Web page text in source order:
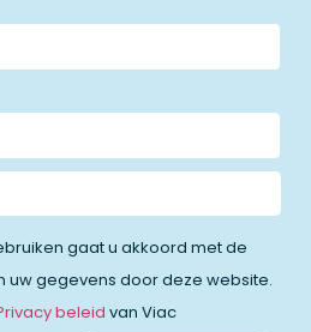
gaat u akkoord met de
uw gegevens door deze website.
beleid van Viac